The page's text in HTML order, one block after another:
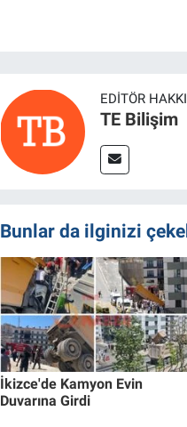
EDITÖR
TE Bilişim
Bunlar da ilginizi
İkizce'de Kamyon Evin
Duvarına Girdi